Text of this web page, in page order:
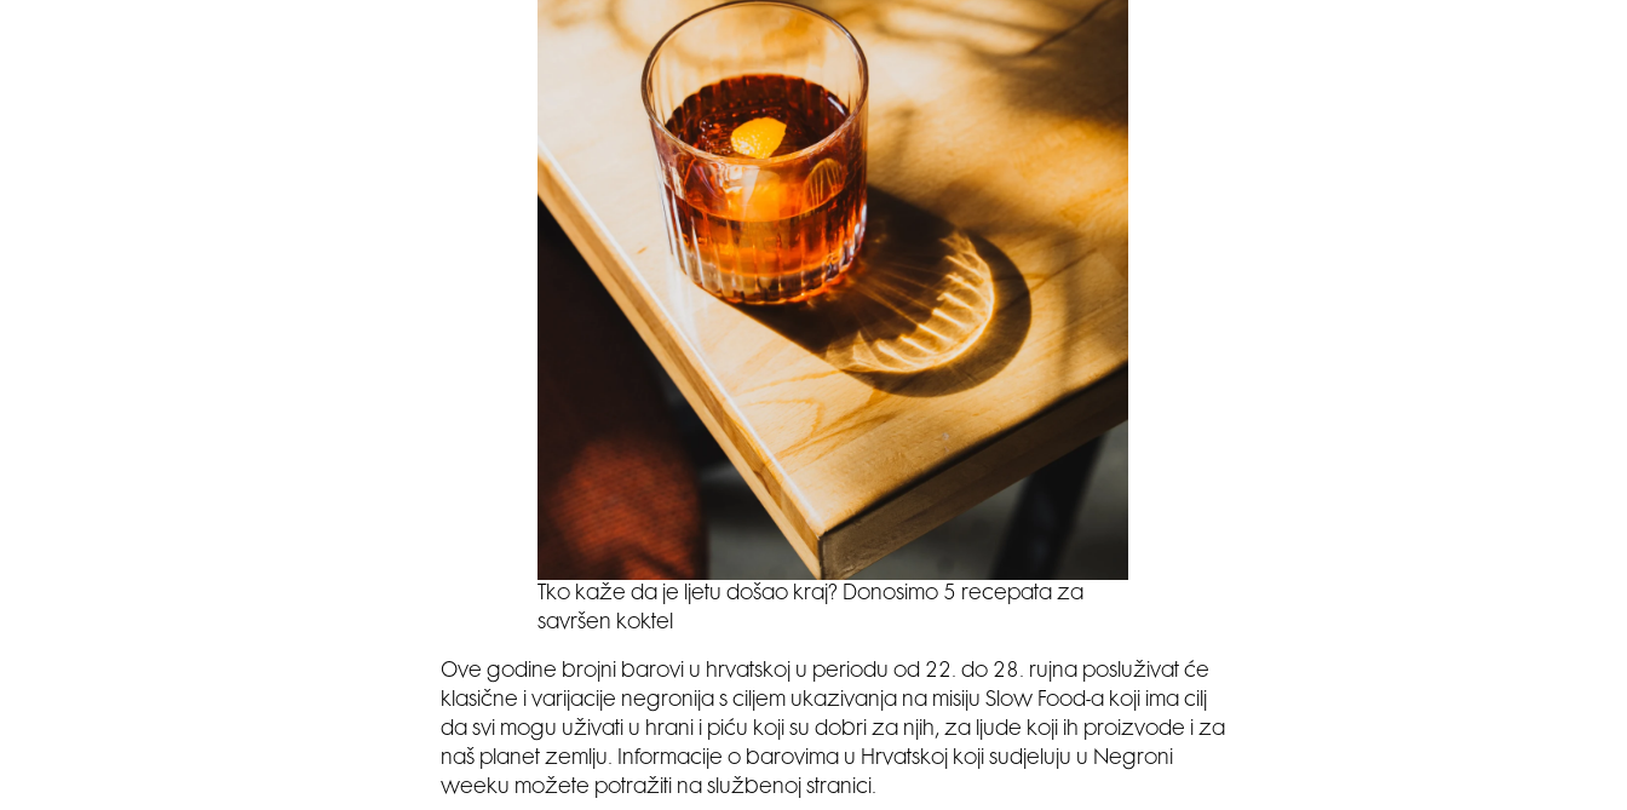
Tko kaže da je ljetu došao kraj? Donosimo 5 recepata za
savršen koktel
Ove godine brojni barovi u hrvatskoj u periodu od 22. do 28. rujna posluživat će
klasične i varijacije negronija s ciljem ukazivanja na misiju Slow Food-a koji ima cilj
da svi mogu uživati u hrani i piću koji su dobri za njih, za ljude koji ih proizvode i za
naš planet zemlju. Informacije o barovima u Hrvatskoj koji sudjeluju u Negroni
weeku možete potražiti na službenoj stranici.